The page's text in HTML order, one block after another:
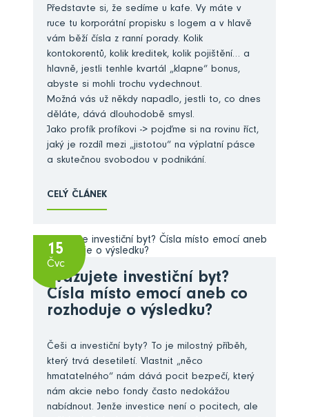
Představte si, že sedíme u kafe. Vy máte v
ruce tu korporátní propisku s logem a v hlavě
vám běží čísla z ranní porady. Kolik
kontokorentů, kolik kreditek, kolik pojištění… a
hlavně, jestli tenhle kvartál „klapne“ bonus,
abyste si mohli trochu vydechnout.
Možná vás už někdy napadlo, jestli to, co dnes
děláte, dává dlouhodobě smysl.
Jako profík profíkovi -> pojďme si na rovinu říct,
jaký je rozdíl mezi „jistotou“ na výplatní pásce
a skutečnou svobodou v podnikání.
CELÝ ČLÁNEK
15
Čvc
Zvažujete investiční byt?
Čísla místo emocí aneb co
rozhoduje o výsledku?
Češi a investiční byty? To je milostný příběh,
který trvá desetiletí. Vlastnit „něco
hmatatelného“ nám dává pocit bezpečí, který
nám akcie nebo fondy často nedokážou
nabídnout. Jenže investice není o pocitech, ale